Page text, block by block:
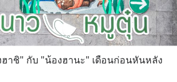
าชิ" กับ "น้องฮานะ" เดือนก่อนหันหลัง